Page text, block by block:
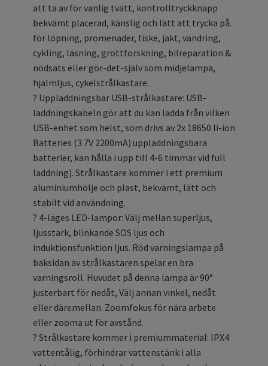
att ta av för vanlig tvätt, kontrolltryckknapp
bekvämt placerad, känslig och lätt att trycka på.
för löpning, promenader, fiske, jakt, vandring,
cykling, läsning, grottforskning, bilreparation &
nödsats eller gör-det-själv som midjelampa,
hjälmljus, cykelstrålkastare.
? Uppladdningsbar USB-strålkastare: USB-
laddningskabeln gör att du kan ladda från vilken
USB-enhet som helst, som drivs av 2x 18650 li-ion
Batteries (3.7V 2200mA) uppladdningsbara
batterier, kan hålla i upp till 4-6 timmar vid full
laddning). Strålkastare kommer i ett premium
aluminiumhölje och plast, bekvämt, lätt och
stabilt vid användning.
? 4-läges LED-lampor: Välj mellan superljus,
ljusstark, blinkande SOS ljus och
induktionsfunktion ljus. Röd varningslampa på
baksidan av strålkastaren spelar en bra
varningsroll. Huvudet på denna lampa är 90°
justerbart för nedåt, Välj annan vinkel, nedåt
eller däremellan. Zoomfokus för nära arbete
eller zooma ut för avstånd.
? Strålkastare kommer i premiummaterial: IPX4
vattentålig, förhindrar vattenstänk i alla